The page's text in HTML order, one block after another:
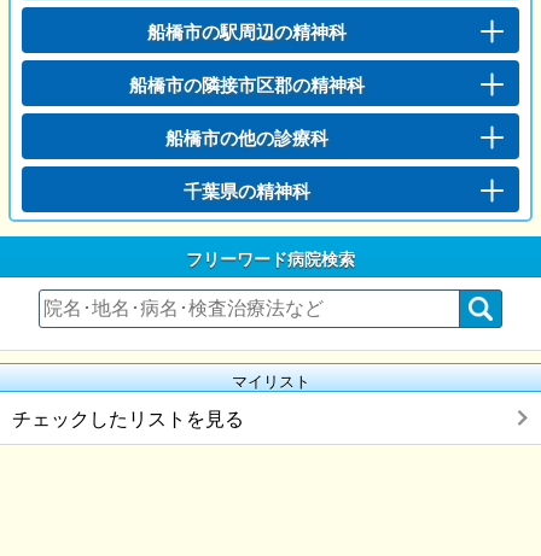
船橋市の駅周辺の精神科
船橋市の隣接市区郡の精神科
船橋市の他の診療科
千葉県の精神科
フリーワード病院検索
マイリスト
チェックしたリストを見る